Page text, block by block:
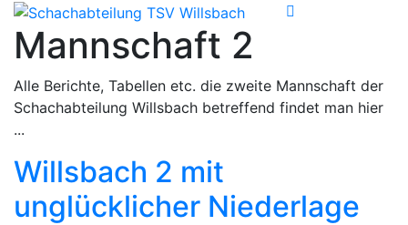
Mannschaft 2
Alle Berichte, Tabellen etc. die zweite Mannschaft der
Schachabteilung Willsbach betreffend findet man hier
...
Willsbach 2 mit
unglücklicher Niederlage